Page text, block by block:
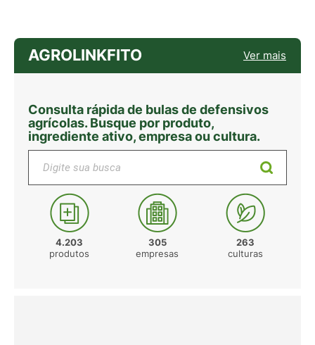
AGROLINKFITO Ver mais
Consulta rápida de bulas de defensivos
agrícolas. Busque por produto,
ingrediente ativo, empresa ou cultura.
4.203
produtos
305
empresas
263
culturas